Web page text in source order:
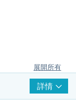
展開所有
詳情